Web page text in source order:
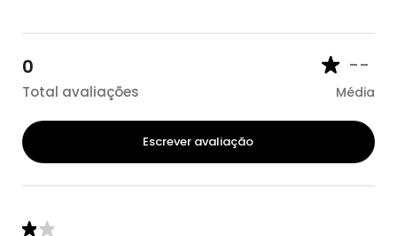
0
Total avaliações
--
Média
Escrever avaliação